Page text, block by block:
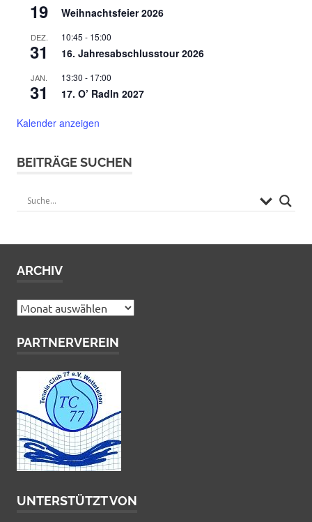
19 Weihnachtsfeier 2026
DEZ.
31
10:45 - 15:00
16. Jahresabschlusstour 2026
JAN.
31
13:30 - 17:00
17. O’ Radln 2027
Kalender anzeigen
BEITRÄGE SUCHEN
ARCHIV
Archiv
PARTNERVEREIN
UNTERSTÜTZT VON